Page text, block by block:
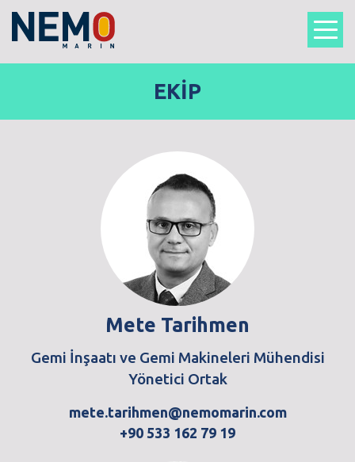
EKİP
Mete Tarihmen
Gemi İnşaatı ve Gemi Makineleri Mühendisi
Yönetici Ortak
mete.tarihmen@nemomarin.com
+90 533 162 79 19